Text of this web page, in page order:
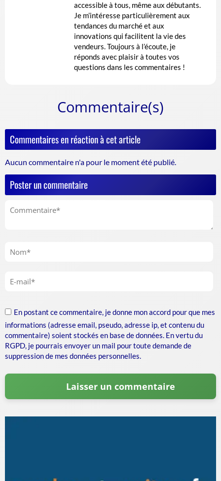
accessible à tous, même aux débutants.
Je m’intéresse particulièrement aux
tendances du marché et aux
innovations qui facilitent la vie des
vendeurs. Toujours à l’écoute, je
réponds avec plaisir à toutes vos
questions dans les commentaires !
Commentaire(s)
Commentaires en réaction à cet article
Aucun commentaire n'a pour le moment été publié.
Poster un commentaire
En postant ce commentaire, je donne mon accord pour que mes
informations (adresse email, pseudo, adresse ip, et contenu du
commentaire) soient stockés en base de données. En vertu du
RGPD, je pourrais envoyer un mail pour toute demande de
suppression de mes données personnelles.